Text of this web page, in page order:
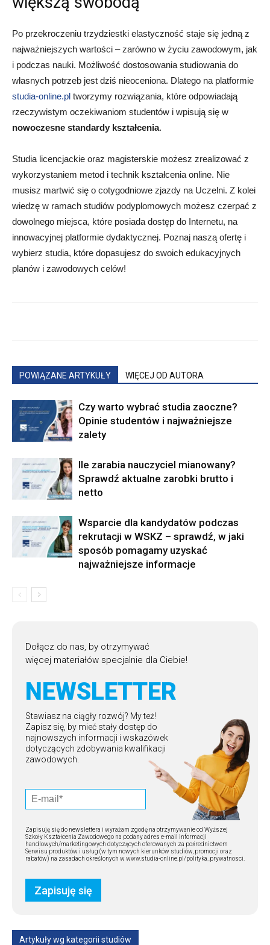
Po przekroczeniu trzydziestki elastyczność staje się jedną z
najważniejszych wartości – zarówno w życiu zawodowym, jak
i podczas nauki. Możliwość dostosowania studiowania do
własnych potrzeb jest dziś nieoceniona. Dlatego na platformie
studia-online.pl tworzymy rozwiązania, które odpowiadają
rzeczywistym oczekiwaniom studentów i wpisują się w
nowoczesne standardy kształcenia.
Studia licencjackie oraz magisterskie możesz zrealizować z
wykorzystaniem metod i technik kształcenia online. Nie
musisz martwić się o cotygodniowe zjazdy na Uczelni. Z kolei
wiedzę w ramach studiów podyplomowych możesz czerpać z
dowolnego miejsca, które posiada dostęp do Internetu, na
innowacyjnej platformie dydaktycznej. Poznaj naszą ofertę i
wybierz studia, które dopasujesz do swoich edukacyjnych
planów i zawodowych celów!
POWIĄZANE ARTYKUŁY WIĘCEJ OD AUTORA
Czy warto wybrać studia zaoczne?
Opinie studentów i najważniejsze
zalety
Ile zarabia nauczyciel mianowany?
Sprawdź aktualne zarobki brutto i
netto
Wsparcie dla kandydatów podczas
rekrutacji w WSKZ – sprawdź, w jaki
sposób pomagamy uzyskać
najważniejsze informacje
Dołącz do nas, by otrzymywać
więcej materiałów specjalnie dla Ciebie!
NEWSLETTER
Stawiasz na ciągły rozwój? My też!
Zapisz się, by mieć stały dostęp do
najnowszych informacji i wskazówek
dotyczących zdobywania kwalifikacji
zawodowych.
Zapisuję się do newslettera i wyrażam zgodę na otrzymywanie od Wyższej
Szkoły Kształcenia Zawodowego na podany adres e-mail informacji
handlowych/marketingowych dotyczących oferowanych za pośrednictwem
Serwisu produktów i usług (w tym nowych kierunków studiów, promocji oraz
rabatów) na zasadach określonych w www.studia-online.pl/polityka_prywatnosci.
Artykuły wg kategorii studiów